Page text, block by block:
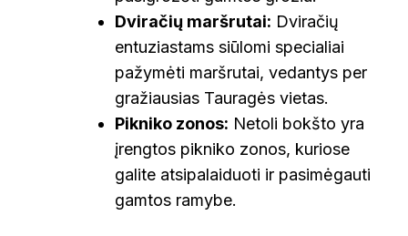
Dviračių maršrutai: Dviračių
entuziastams siūlomi specialiai
pažymėti maršrutai, vedantys per
gražiausias Tauragės vietas.
Pikniko zonos: Netoli bokšto yra
įrengtos pikniko zonos, kuriose
galite atsipalaiduoti ir pasimėgauti
gamtos ramybe.